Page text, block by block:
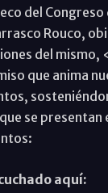
eco del
Rouco,
del
que anima
se presentan
aquí: